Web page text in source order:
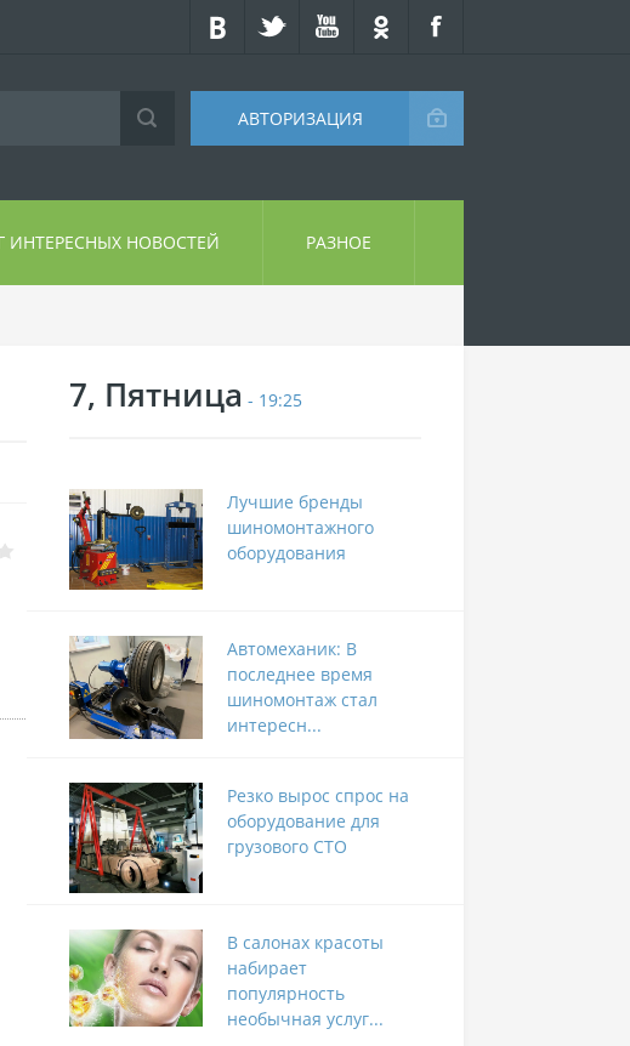
АВТОРИЗАЦИЯ
ИНТЕРЕСНЫХ НОВОСТЕЙ РАЗНОЕ
7, Пятница - 19:25
Лучшие бренды
шиномонтажного
оборудования
Автомеханик: В
последнее время
шиномонтаж стал
интересн...
Резко вырос спрос на
оборудование для
грузового СТО
В салонах красоты
набирает
популярность
необычная услуг...